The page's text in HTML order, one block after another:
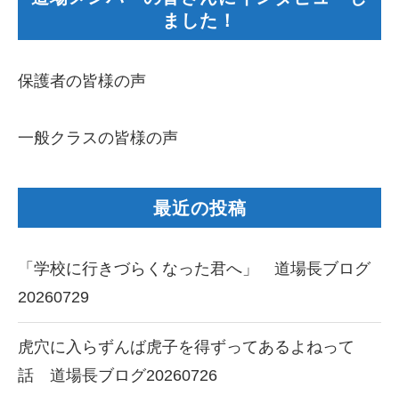
ました！
保護者の皆様の声
一般クラスの皆様の声
最近の投稿
「学校に行きづらくなった君へ」 道場長ブログ
20260729
虎穴に入らずんば虎子を得ずってあるよねって
話 道場長ブログ20260726